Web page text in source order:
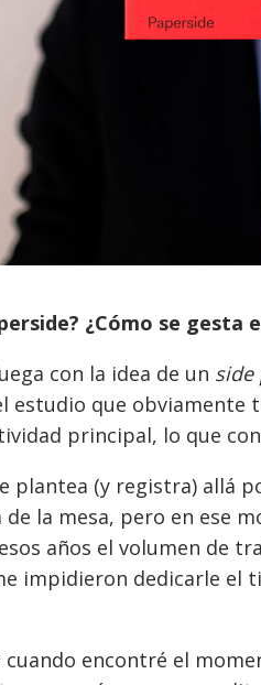
¿Cómo se gesta
con la idea de un side
estudio que obviamente
principal, lo que
plantea (y registra) allá
de la mesa, pero en ese
años el volumen de
impidieron dedicarle el
cuando encontré el